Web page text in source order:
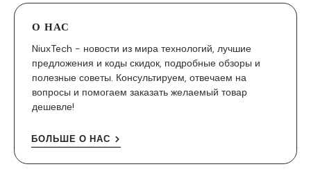
О НАС
NiuxTech - новости из мира технологий, лучшие
предложения и коды скидок, подробные обзоры и
полезные советы. Консультируем, отвечаем на
вопросы и помогаем заказать желаемый товар
дешевле!
БОЛЬШЕ О НАС